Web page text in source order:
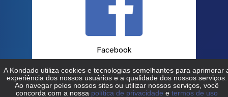
Facebook
Saiba mais →